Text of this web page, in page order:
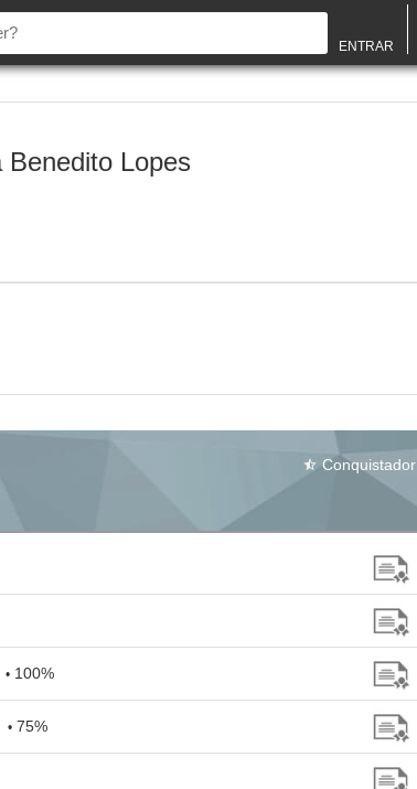
ENTRAR
Benedito Lopes
star_half Conquistador
• 100%
• 75%